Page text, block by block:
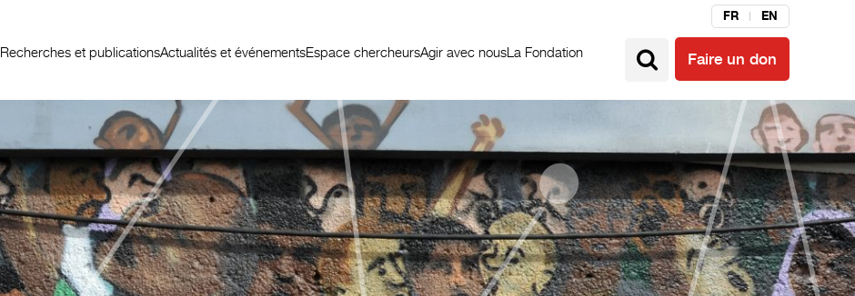
FR EN
Recherches et publicationsActualités et événementsEspace chercheursAgir avec nousLa Fondation Faire un don